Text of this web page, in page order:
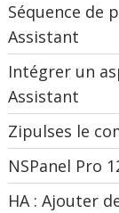
Séquence de
Assistant
Intégrer un
Assistant
Zipulses le
NSPanel Pro
HA : Ajouter